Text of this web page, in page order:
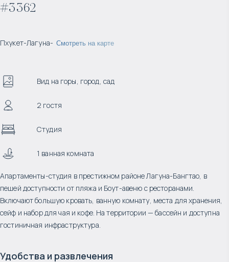
#3362
Пхукет-Лагуна- Смотреть на карте
Вид на горы, город, сад
2 гостя
Студия
1 ванная комната
Апартаменты-студия в престижном районе Лагуна-Бангтао, в
пешей доступности от пляжа и Боут-авеню с ресторанами.
Включают большую кровать, ванную комнату, места для хранения,
сейф и набор для чая и кофе. На территории — бассейн и доступна
гостиничная инфраструктура.
Удобства и развлечения